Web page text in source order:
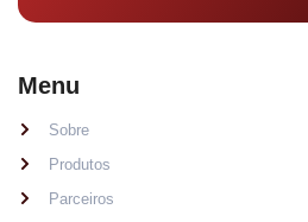
Menu
Sobre
Produtos
Parceiros